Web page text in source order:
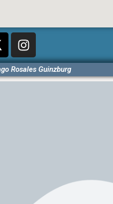
Rosales Guinzburg